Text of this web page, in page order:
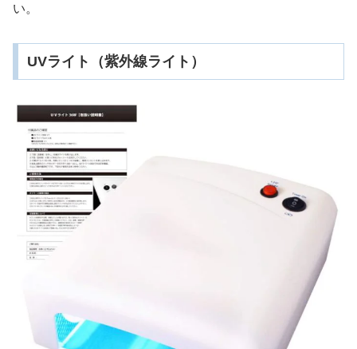
い。
UVライト（紫外線ライト）